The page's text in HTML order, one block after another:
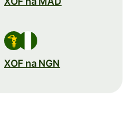
XOF na NGN